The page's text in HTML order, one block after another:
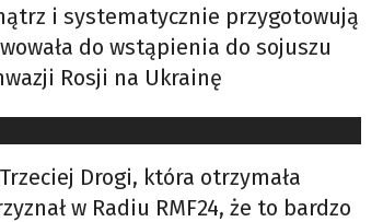
i systematycznie przygotowują
do wstąpienia do sojuszu
Rosji na Ukrainę
Drogi, która otrzymała
w Radiu RMF24, że to bardzo